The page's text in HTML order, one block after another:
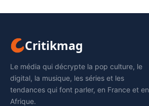
Critikmag
Le média qui décrypte la pop culture, le
digital, la musique, les séries et les
tendances qui font parler, en France et en
Afrique.